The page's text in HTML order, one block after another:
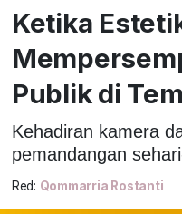
Ketika
Publik di
Kehadiran kamera
pemandangan
Red: Qommarria Rostanti